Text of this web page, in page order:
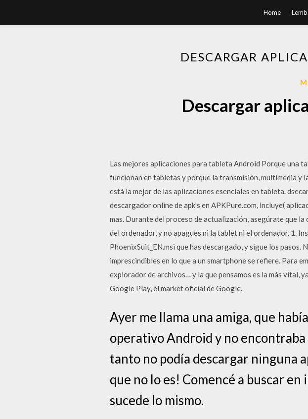
Home
DESCARGAR
Descargar
Las mejores aplicaciones para tableta Android Porque una
funcionan en tabletas y porque la transmisión, multimedia y
está la mejor de las aplicaciones esenciales en tableta.
descargador online de apk's en APKPure.com, incluye(
mas. Durante del proceso de actualización, asegúrate que
del ordenador, y no apagues ni la tablet ni el ordenador. 1.
PhoenixSuit_EN.msi que has descargado, y sigue los pasos.
imprescindibles en lo que a un smartphone se refiere. Para
explorador de archivos… y la que pensamos es la más vital,
Google Play, el market oficial de Google.
Ayer me llama una amiga, que
operativo Android y no encontraba
tanto no podía descargar ninguna
que no lo es! Comencé a buscar
sucede lo mismo.